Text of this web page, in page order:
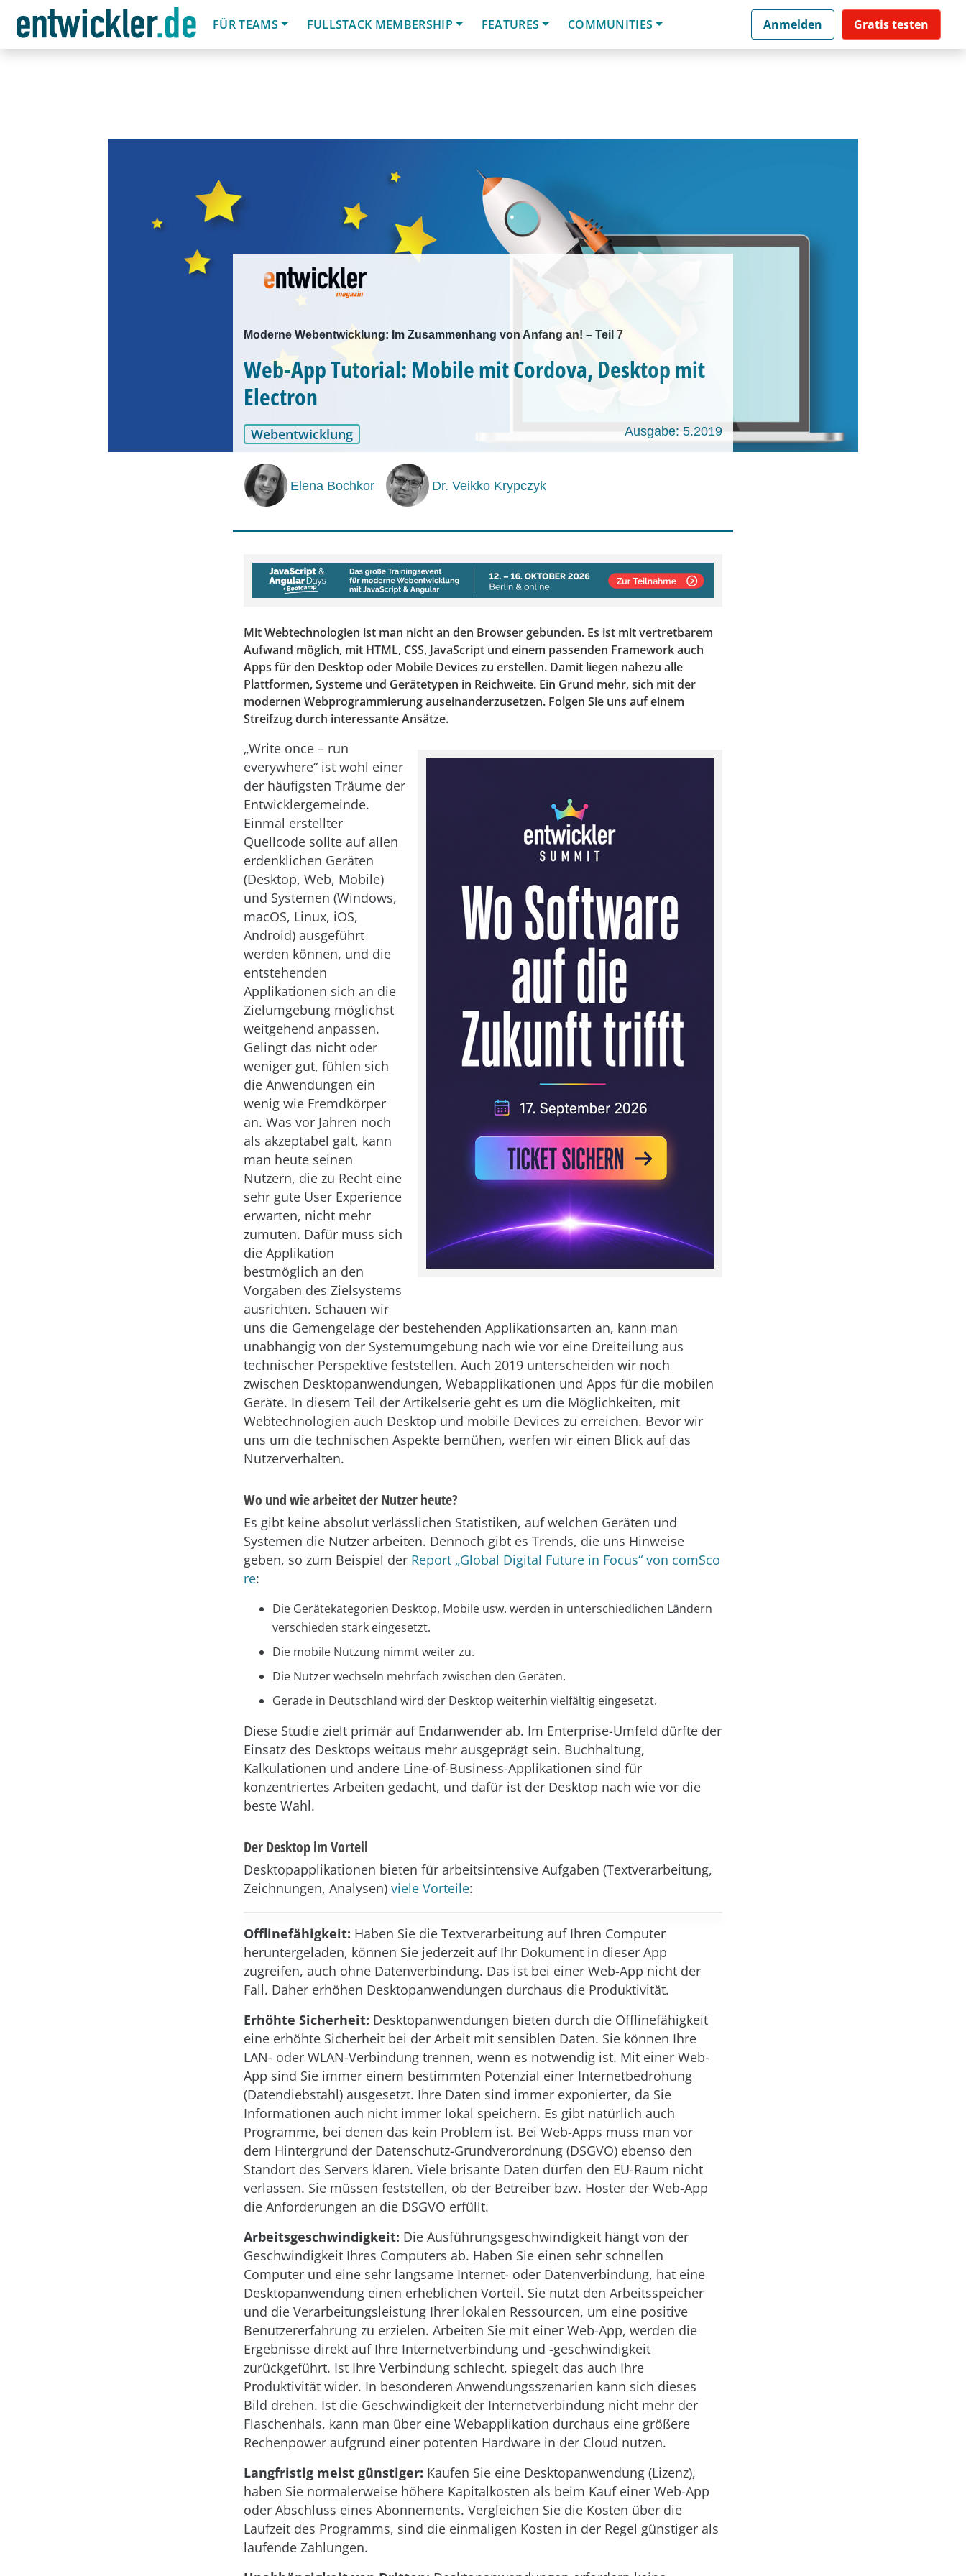
FÜR TEAMS
FULLSTACK MEMBERSHIP FEATURES COMMUNITIES Anmelden Gratis testen
Moderne Webentwicklung: Im Zusammenhang von Anfang an! – Teil 7
Web-App Tutorial: Mobile mit Cordova, Desktop mit
Electron
Webentwicklung Ausgabe: 5.2019
Elena Bochkor Dr. Veikko Krypczyk
Mit Webtechnologien ist man nicht an den Browser gebunden. Es ist mit vertretbarem
Aufwand möglich, mit HTML, CSS, JavaScript und einem passenden Framework auch
Apps für den Desktop oder Mobile Devices zu erstellen. Damit liegen nahezu alle
Plattformen, Systeme und Gerätetypen in Reichweite. Ein Grund mehr, sich mit der
modernen Webprogrammierung auseinanderzusetzen. Folgen Sie uns auf einem
Streifzug durch interessante Ansätze.
„Write once – run
everywhere“ ist wohl einer
der häufigsten Träume der
Entwicklergemeinde.
Einmal erstellter
Quellcode sollte auf allen
erdenklichen Geräten
(Desktop, Web, Mobile)
und Systemen (Windows,
macOS, Linux, iOS,
Android) ausgeführt
werden können, und die
entstehenden
Applikationen sich an die
Zielumgebung möglichst
weitgehend anpassen.
Gelingt das nicht oder
weniger gut, fühlen sich
die Anwendungen ein
wenig wie Fremdkörper
an. Was vor Jahren noch
als akzeptabel galt, kann
man heute seinen
Nutzern, die zu Recht eine
sehr gute User Experience
erwarten, nicht mehr
zumuten. Dafür muss sich
die Applikation
bestmöglich an den
Vorgaben des Zielsystems
ausrichten. Schauen wir
uns die Gemengelage der bestehenden Applikationsarten an, kann man
unabhängig von der Systemumgebung nach wie vor eine Dreiteilung aus
technischer Perspektive feststellen. Auch 2019 unterscheiden wir noch
zwischen Desktopanwendungen, Webapplikationen und Apps für die mobilen
Geräte. In diesem Teil der Artikelserie geht es um die Möglichkeiten, mit
Webtechnologien auch Desktop und mobile Devices zu erreichen. Bevor wir
uns um die technischen Aspekte bemühen, werfen wir einen Blick auf das
Nutzerverhalten.
Wo und wie arbeitet der Nutzer heute?
Es gibt keine absolut verlässlichen Statistiken, auf welchen Geräten und
Systemen die Nutzer arbeiten. Dennoch gibt es Trends, die uns Hinweise
geben, so zum Beispiel der Report „Global Digital Future in Focus“ von comSco
re:
Die Gerätekategorien Desktop, Mobile usw. werden in unterschiedlichen Ländern
verschieden stark eingesetzt.
Die mobile Nutzung nimmt weiter zu.
Die Nutzer wechseln mehrfach zwischen den Geräten.
Gerade in Deutschland wird der Desktop weiterhin vielfältig eingesetzt.
Diese Studie zielt primär auf Endanwender ab. Im Enterprise-Umfeld dürfte der
Einsatz des Desktops weitaus mehr ausgeprägt sein. Buchhaltung,
Kalkulationen und andere Line-of-Business-Applikationen sind für
konzentriertes Arbeiten gedacht, und dafür ist der Desktop nach wie vor die
beste Wahl.
Der Desktop im Vorteil
Desktopapplikationen bieten für arbeitsintensive Aufgaben (Textverarbeitung,
Zeichnungen, Analysen) viele Vorteile:
Offlinefähigkeit: Haben Sie die Textverarbeitung auf Ihren Computer
heruntergeladen, können Sie jederzeit auf Ihr Dokument in dieser App
zugreifen, auch ohne Datenverbindung. Das ist bei einer Web-App nicht der
Fall. Daher erhöhen Desktopanwendungen durchaus die Produktivität.
Erhöhte Sicherheit: Desktopanwendungen bieten durch die Offlinefähigkeit
eine erhöhte Sicherheit bei der Arbeit mit sensiblen Daten. Sie können Ihre
LAN- oder WLAN-Verbindung trennen, wenn es notwendig ist. Mit einer Web-
App sind Sie immer einem bestimmten Potenzial einer Internetbedrohung
(Datendiebstahl) ausgesetzt. Ihre Daten sind immer exponierter, da Sie
Informationen auch nicht immer lokal speichern. Es gibt natürlich auch
Programme, bei denen das kein Problem ist. Bei Web-Apps muss man vor
dem Hintergrund der Datenschutz-Grundverordnung (DSGVO) ebenso den
Standort des Servers klären. Viele brisante Daten dürfen den EU-Raum nicht
verlassen. Sie müssen feststellen, ob der Betreiber bzw. Hoster der Web-App
die Anforderungen an die DSGVO erfüllt.
Arbeitsgeschwindigkeit: Die Ausführungsgeschwindigkeit hängt von der
Geschwindigkeit Ihres Computers ab. Haben Sie einen sehr schnellen
Computer und eine sehr langsame Internet- oder Datenverbindung, hat eine
Desktopanwendung einen erheblichen Vorteil. Sie nutzt den Arbeitsspeicher
und die Verarbeitungsleistung Ihrer lokalen Ressourcen, um eine positive
Benutzererfahrung zu erzielen. Arbeiten Sie mit einer Web-App, werden die
Ergebnisse direkt auf Ihre Internetverbindung und -geschwindigkeit
zurückgeführt. Ist Ihre Verbindung schlecht, spiegelt das auch Ihre
Produktivität wider. In besonderen Anwendungsszenarien kann sich dieses
Bild drehen. Ist die Geschwindigkeit der Internetverbindung nicht mehr der
Flaschenhals, kann man über eine Webapplikation durchaus eine größere
Rechenpower aufgrund einer potenten Hardware in der Cloud nutzen.
Langfristig meist günstiger: Kaufen Sie eine Desktopanwendung (Lizenz),
haben Sie normalerweise höhere Kapitalkosten als beim Kauf einer Web-App
oder Abschluss eines Abonnements. Vergleichen Sie die Kosten über die
Laufzeit des Programms, sind die einmaligen Kosten in der Regel günstiger als
laufende Zahlungen.